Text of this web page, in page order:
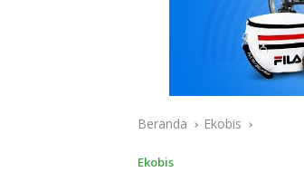
Beranda Ekobis
Ekobis